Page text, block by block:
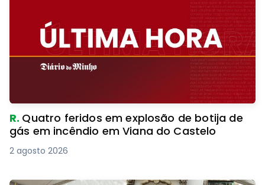
R. Quatro feridos em explosão de botija de
gás em incêndio em Viana do Castelo
2 agosto 2026